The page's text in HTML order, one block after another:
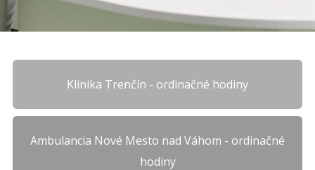
Klinika Trenčín - ordinačné hodiny
Ambulancia Nové Mesto nad Váhom - ordinačné
hodiny